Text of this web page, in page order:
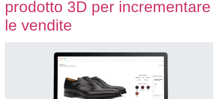
prodotto 3D per incrementare
le vendite